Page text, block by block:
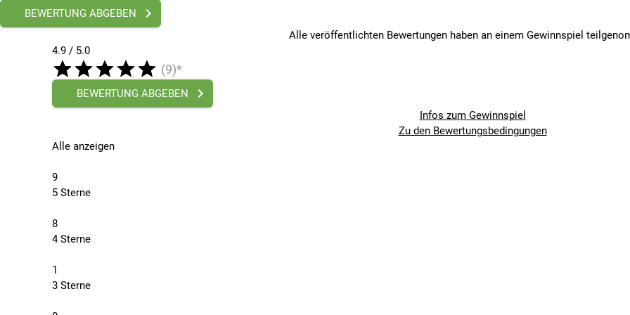
BEWERTUNG ABGEBEN
Alle veröffentlichten Bewertungen haben an einem Gewinnspiel
4.9 / 5.0
(9)*
BEWERTUNG ABGEBEN
Infos zum Gewinnspiel
Zu den Bewertungsbedingungen
Alle anzeigen
9
5 Sterne
8
4 Sterne
1
3 Sterne